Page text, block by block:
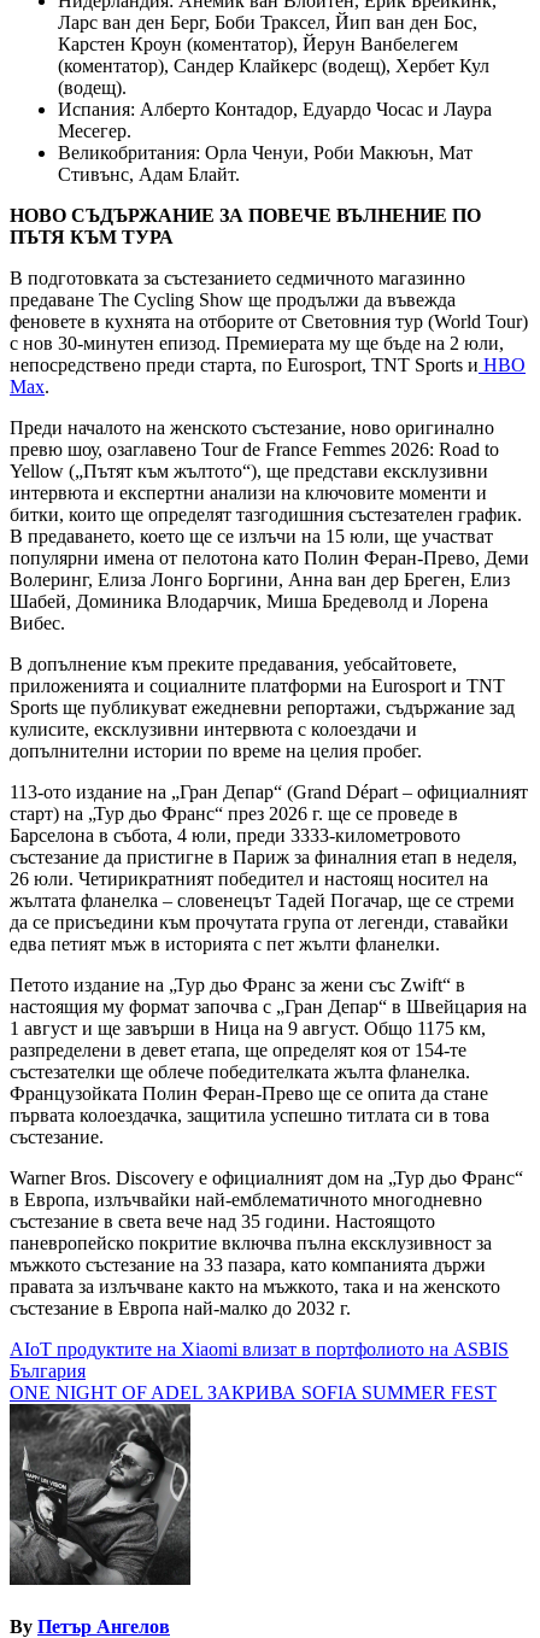
Ларс ван ден Берг, Боби Траксел, Йип ван ден Бос,
Карстен Кроун (коментатор), Йерун Ванбелегем
(коментатор), Сандер Клайкерс (водещ), Хербет Кул
(водещ).
Испания: Алберто Контадор, Едуардо Чосас и Лаура
Месегер.
Великобритания: Орла Ченуи, Роби Макюън, Мат
Стивънс, Адам Блайт.
НОВО СЪДЪРЖАНИЕ ЗА ПОВЕЧЕ ВЪЛНЕНИЕ ПО
ПЪТЯ КЪМ ТУРА
В подготовката за състезанието седмичното магазинно
предаване The Cycling Show ще продължи да въвежда
феновете в кухнята на отборите от Световния тур (World Tour)
с нов 30-минутен епизод. Премиерата му ще бъде на 2 юли,
непосредствено преди старта, по Eurosport, TNT Sports и HBO
Max.
Преди началото на женското състезание, ново оригинално
превю шоу, озаглавено Tour de France Femmes 2026: Road to
Yellow („Пътят към жълтото“), ще представи ексклузивни
интервюта и експертни анализи на ключовите моменти и
битки, които ще определят тазгодишния състезателен график.
В предаването, което ще се излъчи на 15 юли, ще участват
популярни имена от пелотона като Полин Феран-Прево, Деми
Волеринг, Елиза Лонго Боргини, Анна ван дер Бреген, Елиз
Шабей, Доминика Влодарчик, Миша Бредеволд и Лорена
Вибес.
В допълнение към преките предавания, уебсайтовете,
приложенията и социалните платформи на Eurosport и TNT
Sports ще публикуват ежедневни репортажи, съдържание зад
кулисите, ексклузивни интервюта с колоездачи и
допълнителни истории по време на целия пробег.
113-ото издание на „Гран Депар“ (Grand Départ – официалният
старт) на „Тур дьо Франс“ през 2026 г. ще се проведе в
Барселона в събота, 4 юли, преди 3333-километровото
състезание да пристигне в Париж за финалния етап в неделя,
26 юли. Четирикратният победител и настоящ носител на
жълтата фланелка – словенецът Тадей Погачар, ще се стреми
да се присъедини към прочутата група от легенди, ставайки
едва петият мъж в историята с пет жълти фланелки.
Петото издание на „Тур дьо Франс за жени със Zwift“ в
настоящия му формат започва с „Гран Депар“ в Швейцария на
1 август и ще завърши в Ница на 9 август. Общо 1175 км,
разпределени в девет етапа, ще определят коя от 154-те
състезателки ще облече победителката жълта фланелка.
Французойката Полин Феран-Прево ще се опита да стане
първата колоездачка, защитила успешно титлата си в това
състезание.
Warner Bros. Discovery е официалният дом на „Тур дьо Франс“
в Европа, излъчвайки най-емблематичното многодневно
състезание в света вече над 35 години. Настоящото
паневропейско покритие включва пълна ексклузивност за
мъжкото състезание на 33 пазара, като компанията държи
правата за излъчване както на мъжкото, такa и на женското
състезание в Европа най-малко до 2032 г.
Навигация
AIoT продуктите на Xiaomi влизат в портфолиото на ASBIS
България
ONE NIGHT OF ADEL ЗАКРИВА SOFIA SUMMER FEST
By Петър Ангелов